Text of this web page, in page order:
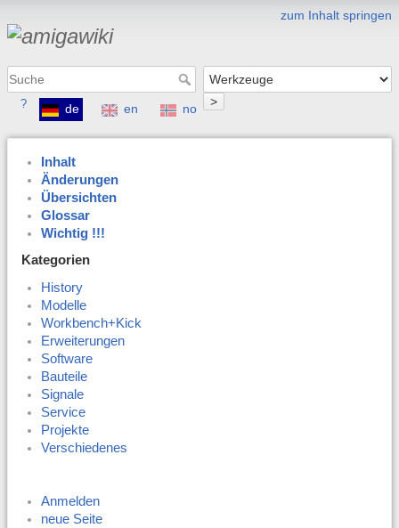
zum Inhalt springen
>
? de en no
Inhalt
Änderungen
Übersichten
Glossar
Wichtig !!!
Kategorien
History
Modelle
Workbench+Kick
Erweiterungen
Software
Bauteile
Signale
Service
Projekte
Verschiedenes
Anmelden
neue Seite